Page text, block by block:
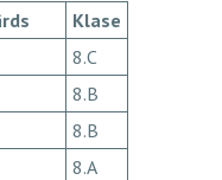
Klase
8.C
8.B
8.B
8.A